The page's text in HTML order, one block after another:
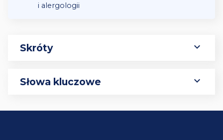
i alergologii
Skróty expand_more
Słowa kluczowe expand_more